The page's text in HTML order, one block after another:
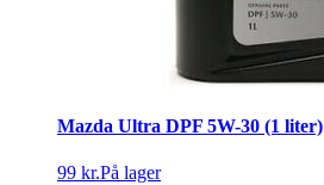
Mazda Ultra DPF 5W-30 (1 liter)
99 kr.På lager